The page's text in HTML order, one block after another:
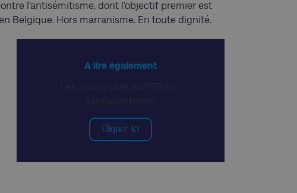
l’antisémitisme, dont l’objectif premier est
Belgique. Hors marranisme. En toute dignité.
A lire également
Cliquer ici